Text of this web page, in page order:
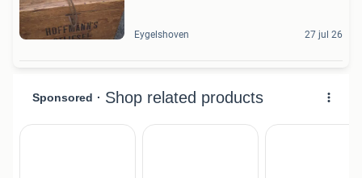
Eygelshoven 27 jul 26